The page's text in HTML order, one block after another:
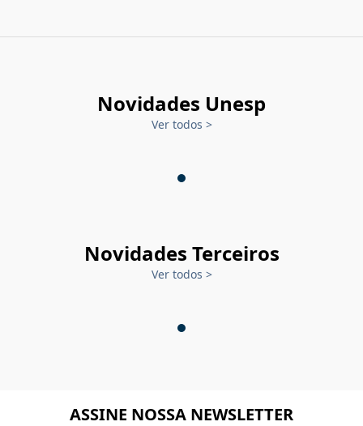
Novidades Unesp
Ver todos >
Novidades Terceiros
Ver todos >
ASSINE NOSSA NEWSLETTER